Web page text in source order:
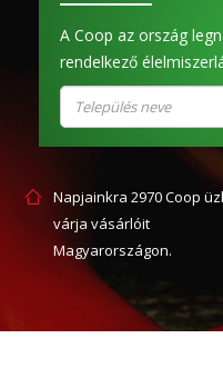
A Coop az ország
rendelkező
Napjainkra 2970 Coop
várja vásárlóit
Magyarországon.